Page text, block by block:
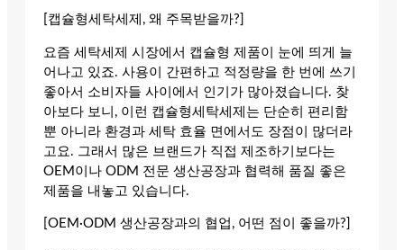
[캡슐형세탁세제, 왜 주목받을까?]
요즘 세탁세제 시장에서 캡슐형 제품이 눈에 띄게 늘
어나고 있죠. 사용이 간편하고 적정량을 한 번에 쓰기
좋아서 소비자들 사이에서 인기가 많아졌습니다. 찾
아보다 보니, 이런 캡슐형세탁세제는 단순히 편리함
뿐 아니라 환경과 세탁 효율 면에서도 장점이 많더라
고요. 그래서 많은 브랜드가 직접 제조하기보다는
OEM이나 ODM 전문 생산공장과 협력해 품질 좋은
제품을 내놓고 있습니다.
[OEM·ODM 생산공장과의 협업, 어떤 점이 좋을까?]